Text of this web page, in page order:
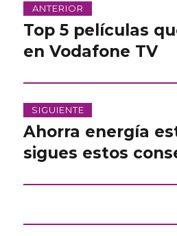
de
entradas
ANTERIOR
Entrada
anterior:
Top 5 películas
en Vodafone TV
SIGUIENTE
Entrada
siguiente:
Ahorra energía
sigues estos